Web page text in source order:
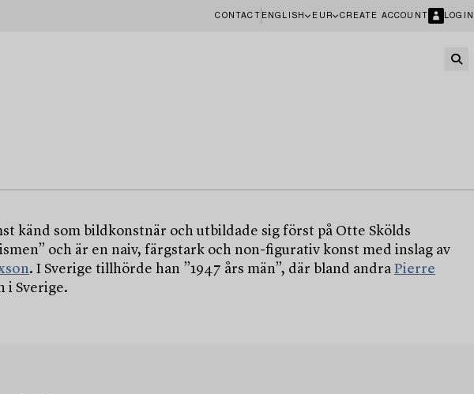
CONTACT ENGLISH EUR CREATE ACCOUNT LOGIN
känd som bildkonstnär och utbildade sig först på Otte Skölds
och är en naiv, färgstark och non-figurativ konst med inslag av
. I Sverige tillhörde han ”1947 års män”, där bland andra Pierre
i Sverige.